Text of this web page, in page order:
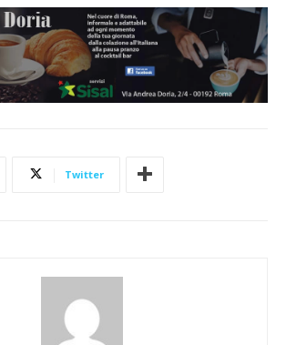
Twitter